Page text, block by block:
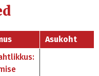
Asukoht